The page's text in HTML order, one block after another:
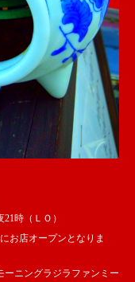
時（ＬＯ）
お店オープンとなりま
ニングラジラファンミー